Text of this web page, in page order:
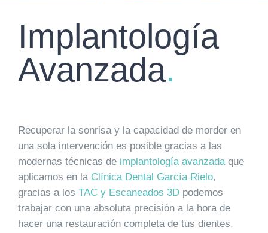
Implantología
Avanzada.
Recuperar la sonrisa y la capacidad de morder en
una sola intervención es posible gracias a las
modernas técnicas de implantología avanzada que
aplicamos en la Clínica Dental García Rielo,
gracias a los TAC y Escaneados 3Dpodemos
trabajar con una absoluta precisión a la hora de
hacer una restauración completa de tus dientes,